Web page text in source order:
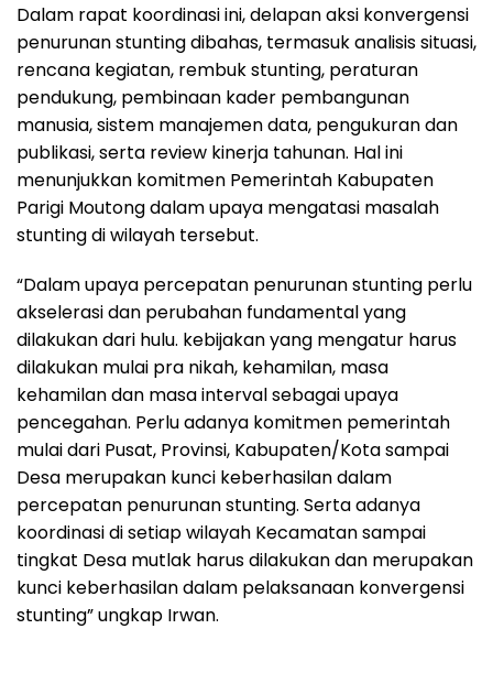
Dalam rapat koordinasi ini, delapan aksi konvergensi
penurunan stunting dibahas, termasuk analisis situasi,
rencana kegiatan, rembuk stunting, peraturan
pendukung, pembinaan kader pembangunan
manusia, sistem manajemen data, pengukuran dan
publikasi, serta review kinerja tahunan. Hal ini
menunjukkan komitmen Pemerintah Kabupaten
Parigi Moutong dalam upaya mengatasi masalah
stunting di wilayah tersebut.
“Dalam upaya percepatan penurunan stunting perlu
akselerasi dan perubahan fundamental yang
dilakukan dari hulu. kebijakan yang mengatur harus
dilakukan mulai pra nikah, kehamilan, masa
kehamilan dan masa interval sebagai upaya
pencegahan. Perlu adanya komitmen pemerintah
mulai dari Pusat, Provinsi, Kabupaten/Kota sampai
Desa merupakan kunci keberhasilan dalam
percepatan penurunan stunting. Serta adanya
koordinasi di setiap wilayah Kecamatan sampai
tingkat Desa mutlak harus dilakukan dan merupakan
kunci keberhasilan dalam pelaksanaan konvergensi
stunting” ungkap Irwan.